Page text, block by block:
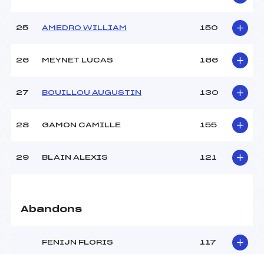
25 AMEDRO WILLIAM 150
26 MEYNET LUCAS 166
27 BOUILLOU AUGUSTIN 130
28 GAMON CAMILLE 155
29 BLAIN ALEXIS 121
Abandons
FENIJN FLORIS 117